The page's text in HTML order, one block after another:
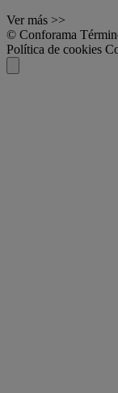
Ver más >>
© Conforama
Política de cookies